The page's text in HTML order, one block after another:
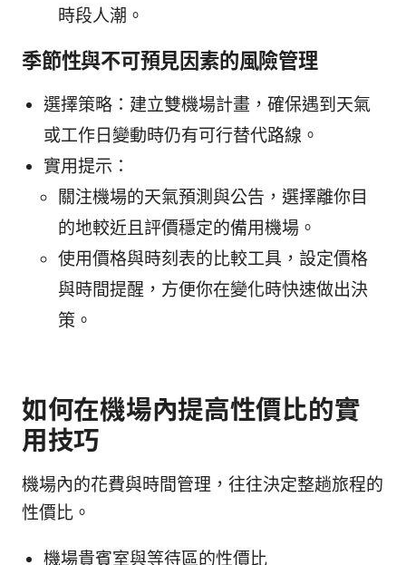
時段人潮。
季節性與不可預見因素的風險管理
選擇策略：建立雙機場計畫，確保遇到天氣
或工作日變動時仍有可行替代路線。
實用提示：
關注機場的天氣預測與公告，選擇離你目
的地較近且評價穩定的備用機場。
使用價格與時刻表的比較工具，設定價格
與時間提醒，方便你在變化時快速做出決
策。
如何在機場內提高性價比的實
用技巧
機場內的花費與時間管理，往往決定整趟旅程的
性價比。
機場貴賓室與等待區的性價比